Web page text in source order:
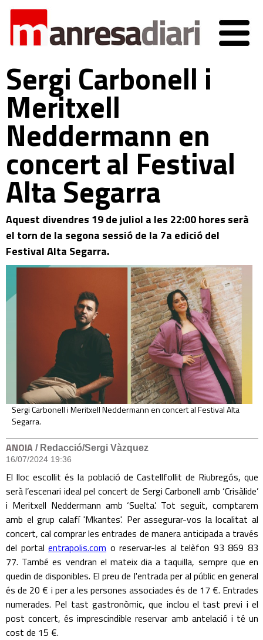
Sergi Carbonell i
Meritxell
Neddermann en
concert al Festival
Alta Segarra
Aquest divendres 19 de juliol a les 22:00 hores serà
el torn de la segona sessió de la 7a edició del
Festival Alta Segarra.
Sergi Carbonell i Meritxell Neddermann en concert al Festival Alta
Segarra.
ANOIA / Redacció/Sergi Vàzquez
16/07/2024 19:36
El lloc escollit és la població de Castellfollit de Riubregós, que
serà l’escenari ideal pel concert de Sergi Carbonell amb ‘Crisàlide’
i Meritxell Neddermann amb ‘Suelta’. Tot seguit, comptarem
amb el grup calafí 'Mkantes'. Per assegurar-vos la localitat al
concert, cal comprar les entrades de manera anticipada a través
del portalentrapolis.com o reservar-les al telèfon 93 869 83
77. També es vendran el mateix dia a taquilla, sempre que en
quedin de disponibles. El preu de l'entrada per al públic en general
és de 20 € i per a les persones associades és de 17 €. Entrades
numerades. Pel tast gastronòmic, que inclou el tast previ i el
post concert, és imprescindible reservar amb antelació i té un
cost de 15 €.